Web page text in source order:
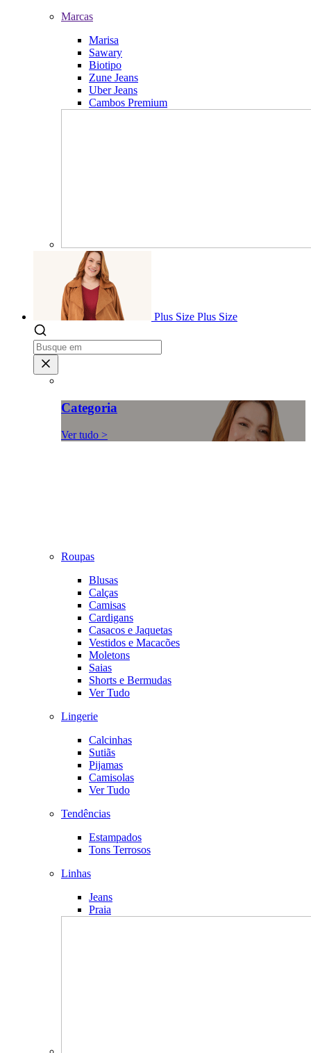
Marcas
Marisa
Sawary
Biotipo
Zune Jeans
Uber Jeans
Cambos Premium
Plus Size Plus Size
Categoria
Ver tudo >
Roupas
Blusas
Calças
Camisas
Cardigans
Casacos e Jaquetas
Vestidos e Macacões
Moletons
Saias
Shorts e Bermudas
Ver Tudo
Lingerie
Calcinhas
Sutiãs
Pijamas
Camisolas
Ver Tudo
Tendências
Estampados
Tons Terrosos
Linhas
Jeans
Praia